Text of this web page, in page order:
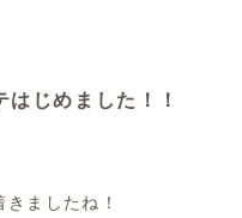
じめました！！
ましたね！